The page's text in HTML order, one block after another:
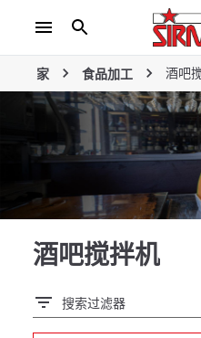
家 食品加工 酒吧
酒吧搅拌机
搜索过滤器